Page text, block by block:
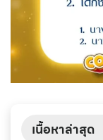
เนื้อหาล่าสุด